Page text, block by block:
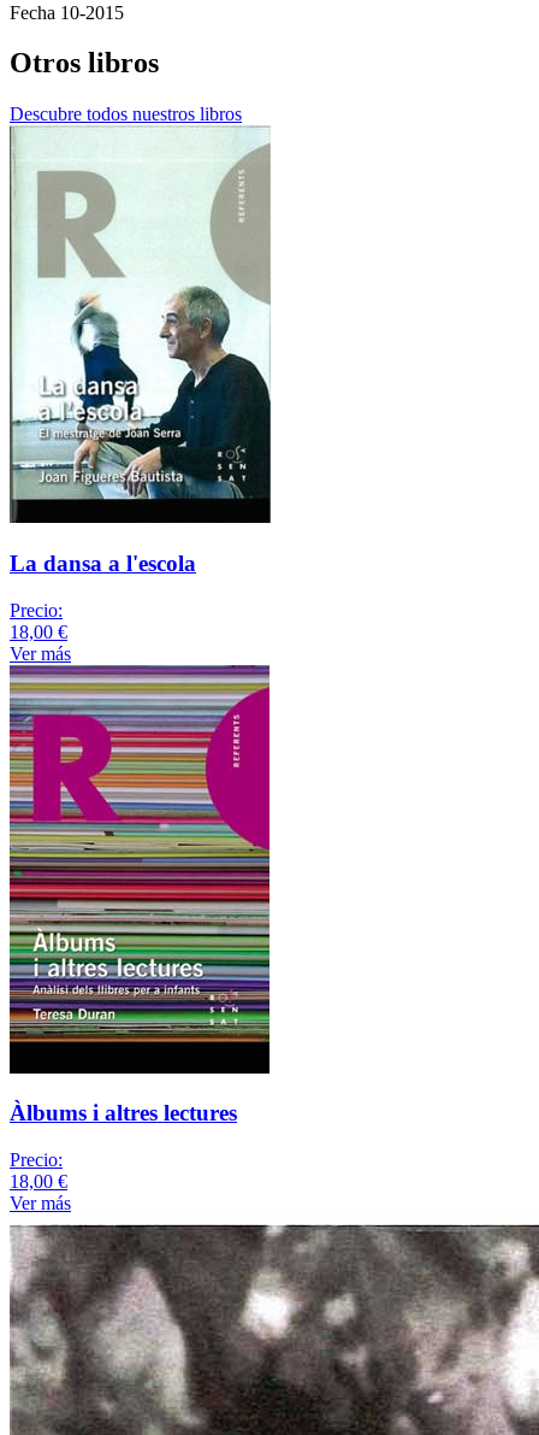
Fecha 10-2015
Otros libros
Descubre todos nuestros libros
La dansa a l'escola
Precio:
18,00 €
Ver más
Àlbums i altres lectures
Precio:
18,00 €
Ver más